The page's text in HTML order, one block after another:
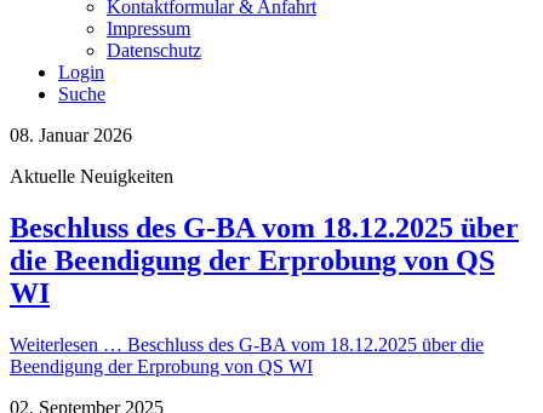
Kontaktformular & Anfahrt
Impressum
Datenschutz
Login
Suche
08. Januar 2026
Aktuelle Neuigkeiten
Beschluss des G-BA vom 18.12.2025 über
die Beendigung der Erprobung von QS
WI
Weiterlesen … Beschluss des G-BA vom 18.12.2025 über die
Beendigung der Erprobung von QS WI
02. September 2025